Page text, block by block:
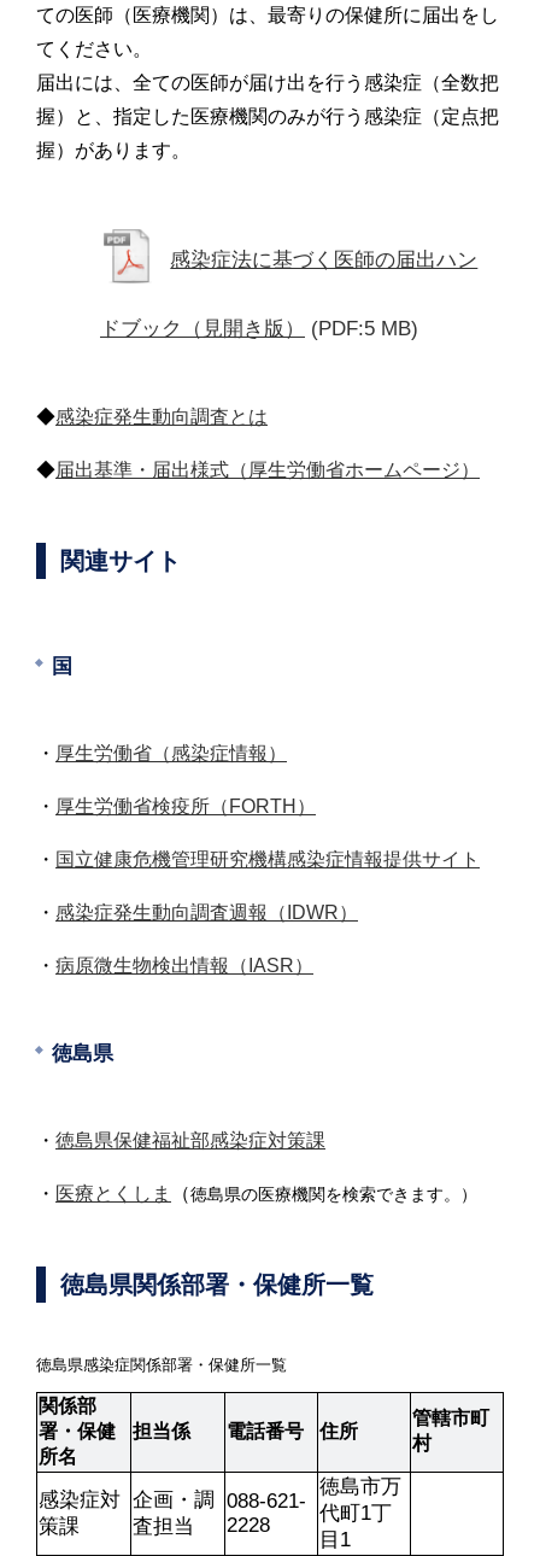
ての医師（医療機関）は、最寄りの保健所に届出をし
てください。
届出には、全ての医師が届け出を行う感染症（全数把
握）と、指定した医療機関のみが行う感染症（定点把
握）があります。
感染症法に基づく医師の届出ハン
ドブック（見開き版） (PDF:5 MB)
◆感染症発生動向調査とは
◆届出基準・届出様式（厚生労働省ホームページ）
関連サイト
国
・ 厚生労働省 （感染症情報）
・ 厚生労働省検疫所（FORTH）
・ 国立健康危機管理研究機構感染症情報提供サイト
・ 感染症発生動向調査週報（IDWR）
・ 病原微生物検出情報（IASR）
徳島県
・ 徳島県保健福祉部感染症対策課
・ 医療とくしま （徳島県の医療機関を検索できます。）
徳島県関係部署・保健所一覧
徳島県感染症関係部署・保健所一覧
関係部
署・保健
所名
担当係 電話番号 住所
管轄市町
村
感染症対
策課
企画・調
査担当
088-621-
2228
徳島市万
代町1丁
目1